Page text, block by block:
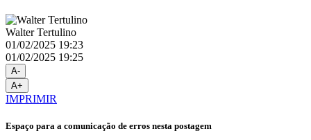
Walter Tertulino
01/02/2025 19:23
01/02/2025 19:25
A-
A+
IMPRIMIR
Espaço para a comunicação de erros nesta postagem